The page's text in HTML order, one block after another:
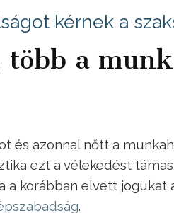
kérnek a
több a
és azonnal nőtt a
ezt a vélekedést
a korábban elvett jogukat
.